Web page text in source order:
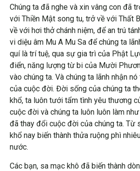
Các bạn, sa mạc khô đã biến thành